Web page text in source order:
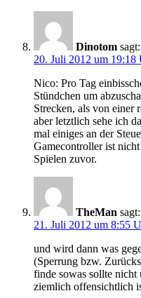
Dinotom sagt:
20. Juli 2012 um 19:18
Nico: Pro Tag
Stündchen um
Strecken, als von einer
aber letztlich sehe ich
mal einiges an der
Gamecontroller ist
Spielen zuvor.
TheMan sagt:
21. Juli 2012 um 8:55
und wird dann was
(Sperrung bzw.
finde sowas sollte nicht
ziemlich offensichtlich